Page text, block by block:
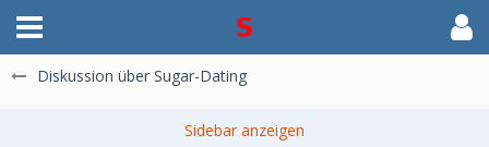
Diskussion über Sugar-Dating